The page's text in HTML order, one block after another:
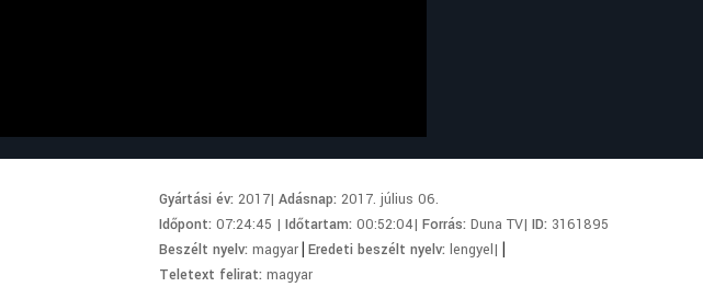
Gyártási év:2017|Adásnap:2017. július 06.
Időpont:07:24:45 |Időtartam:00:52:04|Forrás:Duna TV|ID: 3161895
Beszélt nyelv:magyar|Eredeti beszélt nyelv:lengyel| |
Teletext felirat:magyar